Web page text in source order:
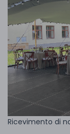
Ricevimento di